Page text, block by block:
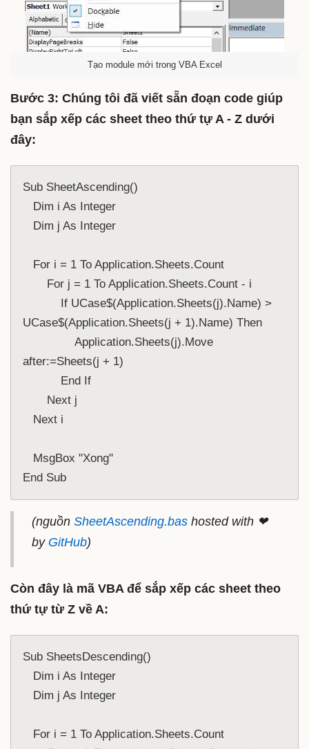
Tạo module mới trong VBA Excel
Bước 3: Chúng tôi đã viết sẵn đoạn code giúp
bạn sắp xếp các sheet theo thứ tự A - Z dưới
đây:
Sub SheetAscending()
UCase$(Application.Sheets(j + 1).Name) Then
after:=Sheets(j + 1)
End Sub
(nguồn SheetAscending.bas hosted with ❤
by GitHub)
Còn đây là mã VBA để sắp xếp các sheet theo
thứ tự từ Z về A:
Sub SheetsDescending()